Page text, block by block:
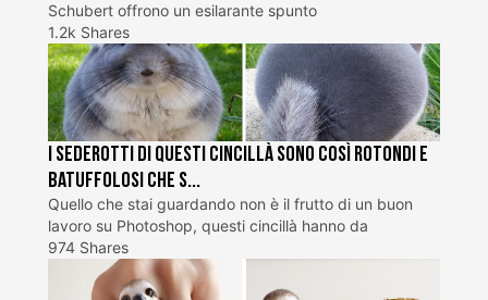
Schubert offrono un esilarante spunto
1.2k Shares
I sederotti di questi cincillà sono così rotondi e
batuffolosi che s...
Quello che stai guardando non è il frutto di un buon
lavoro su Photoshop, questi cincillà hanno da
974 Shares